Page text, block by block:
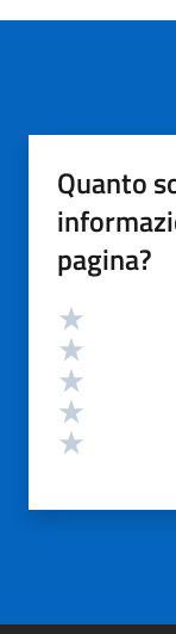
Quanto
pagina?
Valutazione